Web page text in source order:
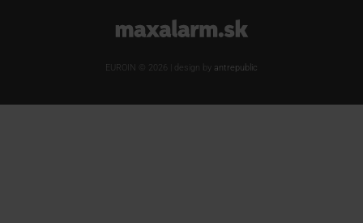
www.maxalarm.sk
EUROIN © 2026 | design by antrepublic